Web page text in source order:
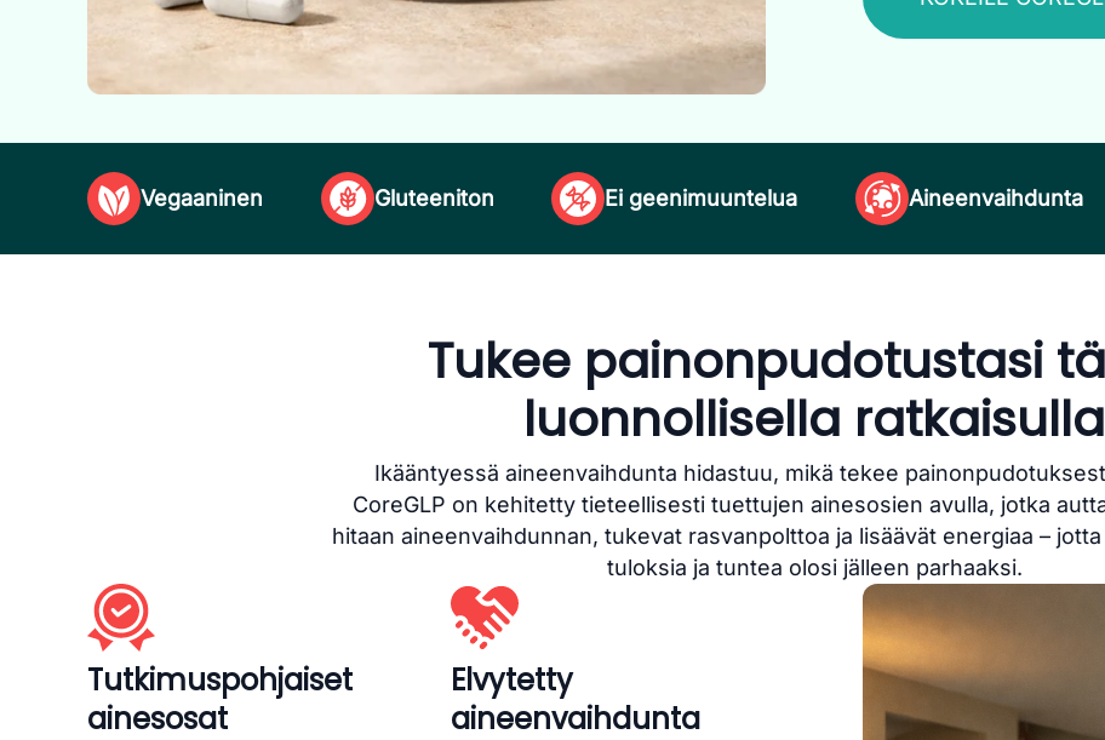
Vegaaninen Gluteeniton Ei geenimuuntelua Aineenvaihdunta
Tukee painonpudotustasi
luonnollisella ratkaisulla
Ikääntyessä aineenvaihdunta hidastuu, mikä tekee
CoreGLP on kehitetty tieteellisesti tuettujen ainesosien avulla, jotka
hitaan aineenvaihdunnan, tukevat rasvanpolttoa ja lisäävät energiaa –
tuloksia ja tuntea olosi jälleen parhaaksi.
Tutkimuspohjaiset
ainesosat
Elvytetty
aineenvaihdunta